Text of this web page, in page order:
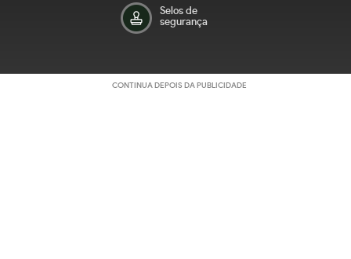
Selos de
segurança
CONTINUA DEPOIS DA PUBLICIDADE